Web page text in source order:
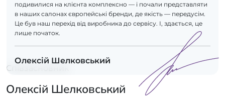
подивилися на клієнта комплексно — і почали представляти
в наших салонах європейські бренди, де якість — передусім.
Це був наш перехід від виробника до сервісу. І, здається, це
лише початок.
Олексій Шелковський
Співзасновник
Олексій Шелковський